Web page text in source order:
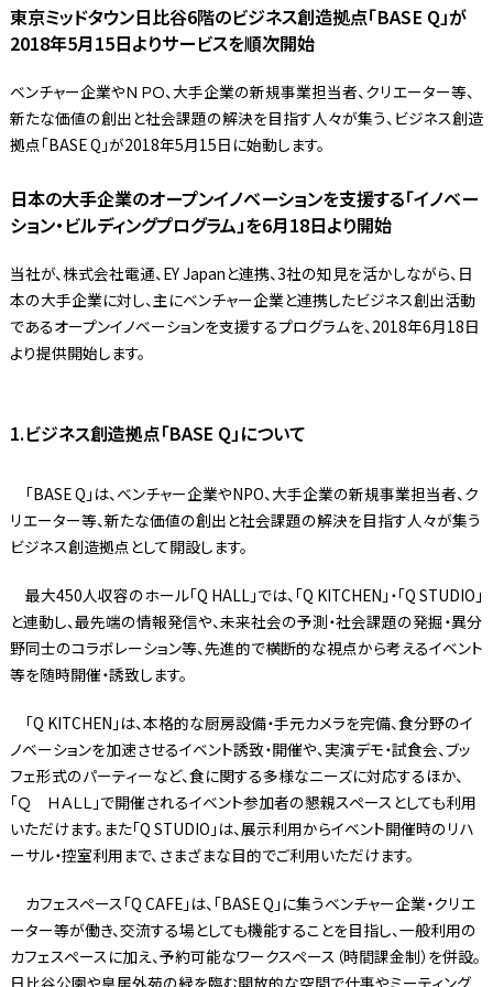
東京ミッドタウン日比谷6階のビジネス創造拠点「BASE Q」が
2018年5月15日よりサービスを順次開始
ベンチャー企業やＮＰＯ、大手企業の新規事業担当者、クリエーター等、
新たな価値の創出と社会課題の解決を目指す人々が集う、ビジネス創造
拠点「BASE Q」が2018年5月15日に始動します。
日本の大手企業のオープンイノベーションを支援する「イノベー
ション・ビルディングプログラム」を6月18日より開始
当社が、株式会社電通、EY Japanと連携、3社の知見を活かしながら、日
本の大手企業に対し、主にベンチャー企業と連携したビジネス創出活動
であるオープンイノベーションを支援するプログラムを、2018年6月18日
より提供開始します。
1.ビジネス創造拠点「BASE Q」について
「BASE Q」は、ベンチャー企業やNPO、大手企業の新規事業担当者、ク
リエーター等、新たな価値の創出と社会課題の解決を目指す人々が集う
ビジネス創造拠点として開設します。
最大450人収容のホール「Q HALL」では、「Q KITCHEN」・「Q STUDIO」
と連動し、最先端の情報発信や、未来社会の予測・社会課題の発掘・異分
野同士のコラボレーション等、先進的で横断的な視点から考えるイベント
等を随時開催・誘致します。
「Q KITCHEN」は、本格的な厨房設備・手元カメラを完備、食分野のイ
ノベーションを加速させるイベント誘致・開催や、実演デモ・試食会、ブッ
フェ形式のパーティーなど、食に関する多様なニーズに対応するほか、
「Ｑ ＨＡＬＬ」で開催されるイベント参加者の懇親スペースとしても利用
いただけます。また「Q STUDIO」は、展示利用からイベント開催時のリハ
ーサル・控室利用まで、さまざまな目的でご利用いただけます。
カフェスペース「Q CAFE」は、「BASE Q」に集うベンチャー企業・クリエ
ーター等が働き、交流する場としても機能することを目指し、一般利用の
カフェスペースに加え、予約可能なワークスペース（時間課金制）を併設。
日比谷公園や皇居外苑の緑を臨む開放的な空間で仕事やミーティング